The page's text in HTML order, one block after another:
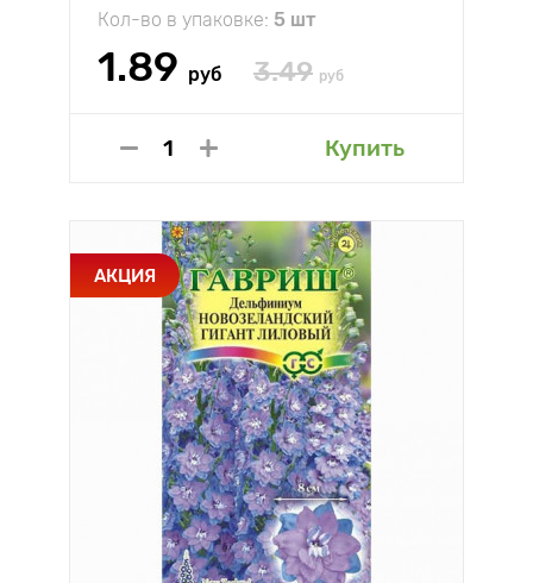
Кол-во в упаковке: 5 шт
1.89 руб 3.49 руб
Купить
АКЦИЯ